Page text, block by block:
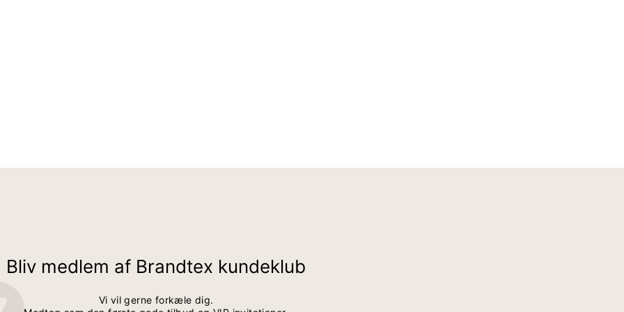
Bliv medlem af Brandtex kundeklub
Vi vil gerne forkæle dig.